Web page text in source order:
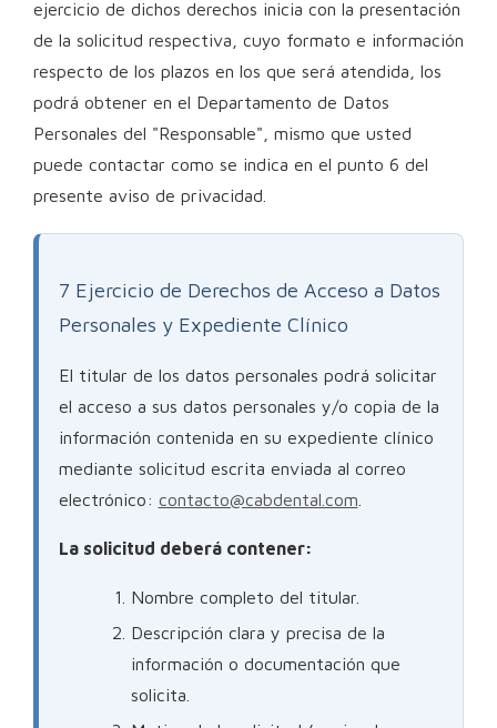
ejercicio de dichos derechos inicia con la presentación
de la solicitud respectiva, cuyo formato e información
respecto de los plazos en los que será atendida, los
podrá obtener en el Departamento de Datos
Personales del "Responsable", mismo que usted
puede contactar como se indica en el punto 6 del
presente aviso de privacidad.
7 Ejercicio de Derechos de Acceso a Datos
Personales y Expediente Clínico
El titular de los datos personales podrá solicitar
el acceso a sus datos personales y/o copia de la
información contenida en su expediente clínico
mediante solicitud escrita enviada al correo
electrónico: contacto@cabdental.com
La solicitud deberá contener:
Nombre completo del titular.
Descripción clara y precisa de la
información o documentación que
solicita.